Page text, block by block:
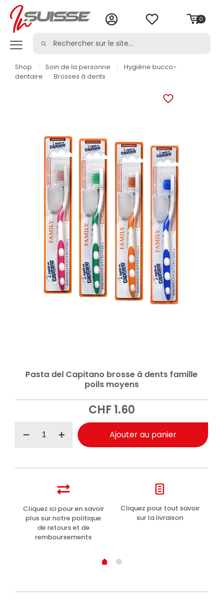
0
Shop > Soin de la personne >
Hygiène bucco-
dentaire
> Brosses à dents
Pasta del Capitano brosse à dents famille
poils moyens
CHF1.60
poils
moyens
Ajouter au panier
Cliquez ici pour en savoir
plus sur notre politique
de retours et de
remboursements
Cliquez pour tout savoir
sur la livraison